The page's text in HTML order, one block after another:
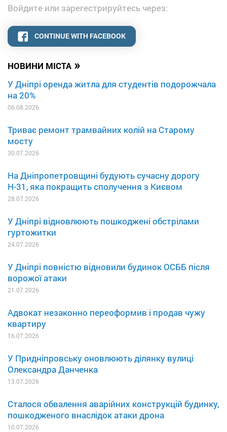
НОВИНИ МІСТА »
У Дніпрі оренда житла для студентів подорожчала
на 20%
06.08.2026
Триває ремонт трамвайних колій на Старому
мосту
30.07.2026
На Дніпропетровщині будують сучасну дорогу
Н-31, яка покращить сполучення з Києвом
28.07.2026
У Дніпрі відновлюють пошкоджені обстрілами
гуртожитки
24.07.2026
У Дніпрі повністю відновили будинок ОСББ після
ворожої атаки
21.07.2026
Адвокат незаконно переоформив і продав чужу
квартиру
16.07.2026
У Придніпровську оновлюють ділянку вулиці
Олександра Данченка
13.07.2026
Сталося обвалення аварійних конструкцій будинку,
пошкодженого внаслідок атаки дрона
10.07.2026
Войдите или зарегестрируйтесь через:
CONTINUE WITH FACEBOOK